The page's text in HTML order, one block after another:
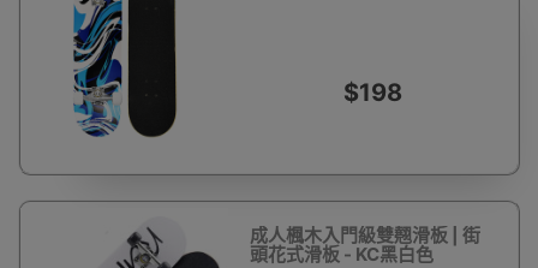
$198
成人楓木入門級雙翹滑板 | 街
頭花式滑板 - KC黑白色